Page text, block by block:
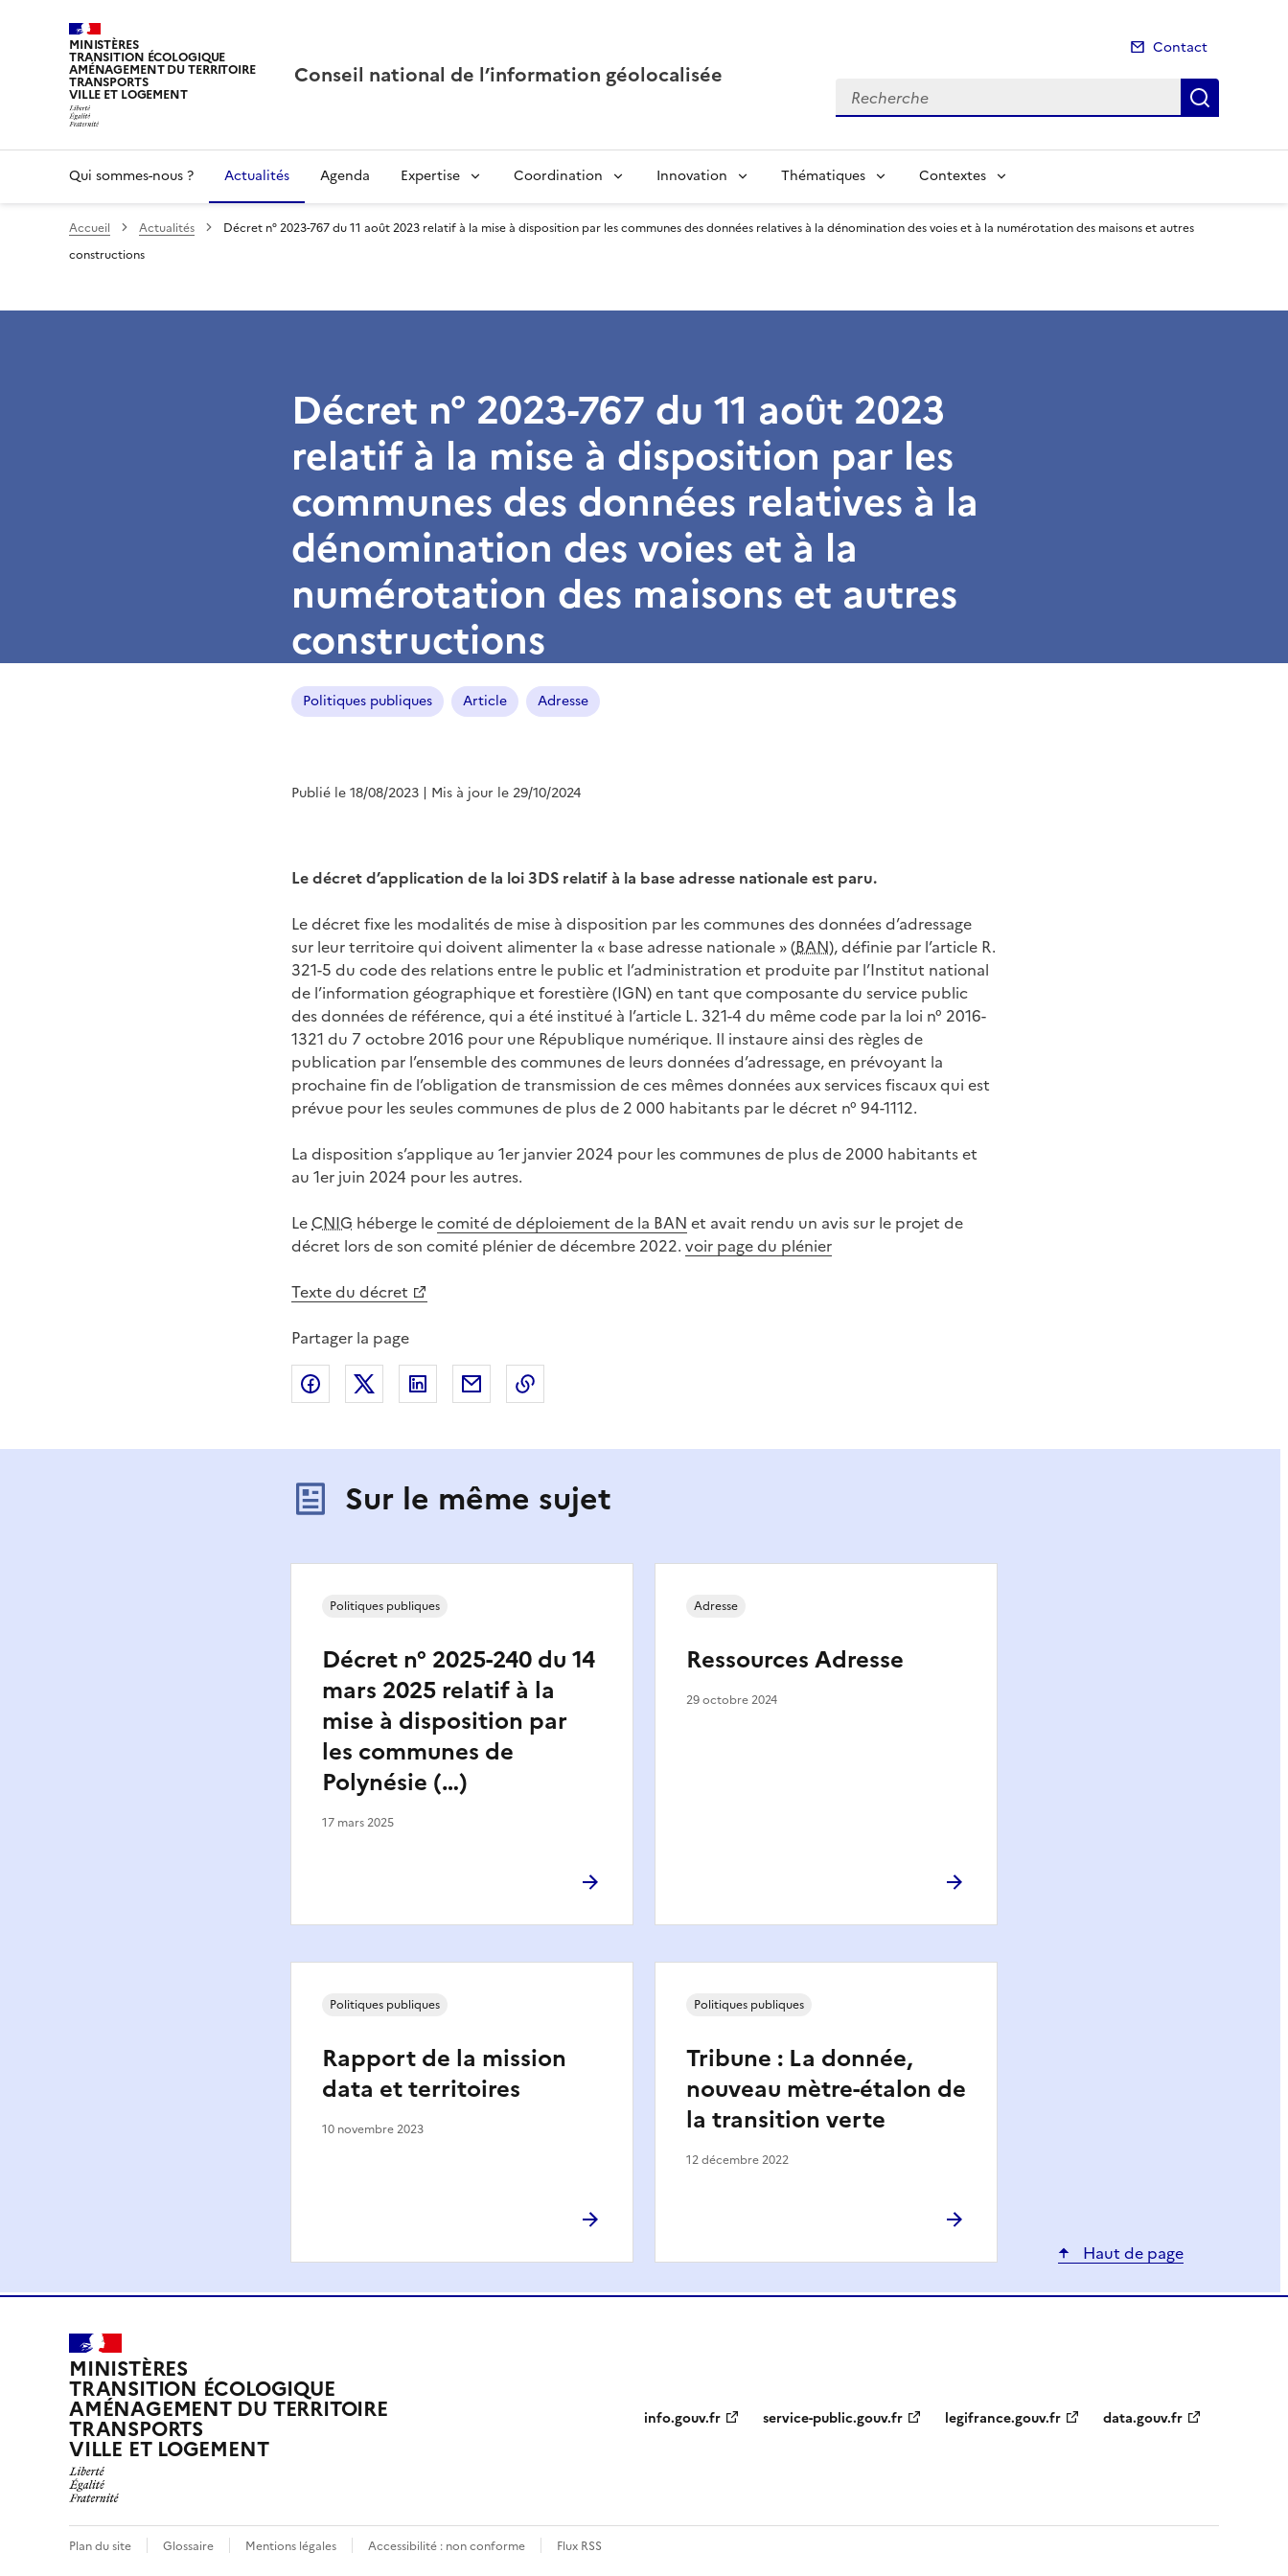
MINISTÈRES
TRANSITION ÉCOLOGIQUE
AMÉNAGEMENT DU TERRITOIRE
TRANSPORTS
VILLE ET LOGEMENT
Conseil national de l’information géolocalisée
Contact
Recherche
Qui sommes-nous ? Actualités Agenda Expertise Coordination Innovation Thématiques Contextes
Accueil Actualités
Décret n° 2023-767 du 11 août 2023 relatif à la mise à disposition par les communes des données relatives à la dénomination des voies et à la numérotation des maisons et autres
constructions
Décret n° 2023-767 du 11 août 2023
relatif à la mise à disposition par les
communes des données relatives à la
dénomination des voies et à la
numérotation des maisons et autres
constructions
Politiques publiques Article Adresse
Publié le 18/08/2023 | Mis à jour le 29/10/2024
Le décret d’application de la loi 3DS relatif à la base adresse nationale est paru.
Le décret fixe les modalités de mise à disposition par les communes des données d’adressage
sur leur territoire qui doivent alimenter la « base adresse nationale » (BAN), définie par l’article R.
321-5 du code des relations entre le public et l’administration et produite par l’Institut national
de l’information géographique et forestière (IGN) en tant que composante du service public
des données de référence, qui a été institué à l’article L. 321-4 du même code par la loi n° 2016-
1321 du 7 octobre 2016 pour une République numérique. Il instaure ainsi des règles de
publication par l’ensemble des communes de leurs données d’adressage, en prévoyant la
prochaine fin de l’obligation de transmission de ces mêmes données aux services fiscaux qui est
prévue pour les seules communes de plus de 2 000 habitants par le décret n° 94-1112.
La disposition s’applique au 1er janvier 2024 pour les communes de plus de 2000 habitants et
au 1er juin 2024 pour les autres.
Le CNIG héberge lecomité de déploiement de la BAN et avait rendu un avis sur le projet de
décret lors de son comité plénier de décembre 2022. voir page du plénier
Texte du décret
Partager la page
Partager sur Facebook
Partager sur XPartager sur LinkedIn
Partager par email
Sur le même sujet
Décret n° 2025-240 du 14
mars 2025 relatif à la
mise à disposition par
les communes de
Polynésie (…)
Politiques publiques
17 mars 2025
Ressources Adresse
Adresse
29 octobre 2024
Rapport de la mission
data et territoires
Politiques publiques
10 novembre 2023
Tribune : La donnée,
nouveau mètre-étalon de
la transition verte
Politiques publiques
12 décembre 2022
Haut de page
MINISTÈRES
TRANSITION ÉCOLOGIQUE
AMÉNAGEMENT DU TERRITOIRE
TRANSPORTS
VILLE ET LOGEMENT
info.gouv.fr service-public.gouv.fr legifrance.gouv.fr data.gouv.fr
Plan du site Glossaire Mentions légales Accessibilité : non conforme Flux RSS